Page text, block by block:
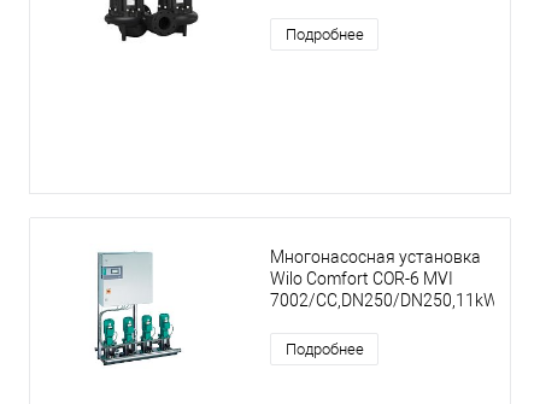
Подробнее
Многонасосная установка
Wilo Comfort COR-6 MVI
7002/CC,DN250/DN250,11kW
Подробнее